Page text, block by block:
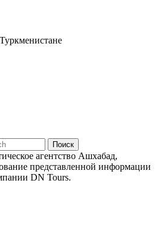
агентство Ашхабад,
представленной информации
DN Tours.